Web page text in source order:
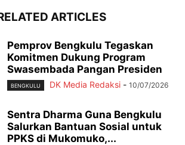
ARTICLES
Pemprov Bengkulu Tegaskan
Komitmen Dukung Program
Swasembada Pangan Presiden
BENGKULU DK Media Redaksi - 10/07/2026
Sentra Dharma Guna Bengkulu
Salurkan Bantuan Sosial untuk
PPKS di Mukomuko,...